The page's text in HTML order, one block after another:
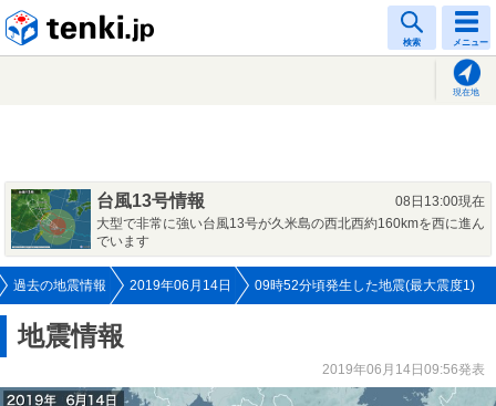
検索 メニュー
現在地
台風13号情報
08日13:00現在
大型で非常に強い台風13号が久米島の西北西約160kmを西に進ん
でいます
過去の地震情報 2019年06月14日 09時52分頃発生した地震(最大震度1)
地震情報
2019年06月14日09:56発表